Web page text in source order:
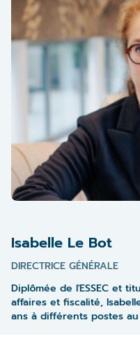
Isabelle Le Bot
DIRECTRICE GÉNÉRALE
Diplômée de l'ESSEC et
affaires et fiscalité,
ans à différents postes